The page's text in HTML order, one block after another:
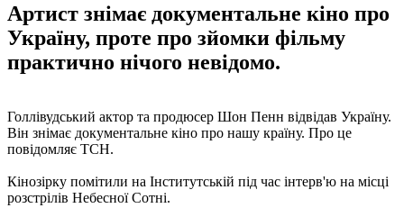
Артист знімає документальне кіно про
Україну, проте про зйомки фільму
практично нічого невідомо.
Голлівудський актор та продюсер Шон Пенн відвідав Україну.
Він знімає документальне кіно про нашу країну. Про це
повідомляє ТСН.
Кінозірку помітили на Інститутській під час інтерв'ю на місці
розстрілів Небесної Сотні.